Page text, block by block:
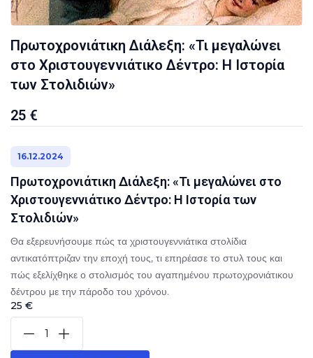
Πρωτοχρονιάτικη Διάλεξη: «Τι μεγαλώνει
στο Χριστουγεννιάτικο Δέντρο: Η Ιστορία
των Στολιδιών»
25 €
16.12.2024
Πρωτοχρονιάτικη Διάλεξη: «Τι μεγαλώνει στο
Χριστουγεννιάτικο Δέντρο: Η Ιστορία των
Στολιδιών»
Θα εξερευνήσουμε πώς τα χριστουγεννιάτικα στολίδια
αντικατόπτριζαν την εποχή τους, τι επηρέασε το στυλ τους και
πώς εξελίχθηκε ο στολισμός του αγαπημένου πρωτοχρονιάτικου
δέντρου με την πάροδο του χρόνου.
25 €